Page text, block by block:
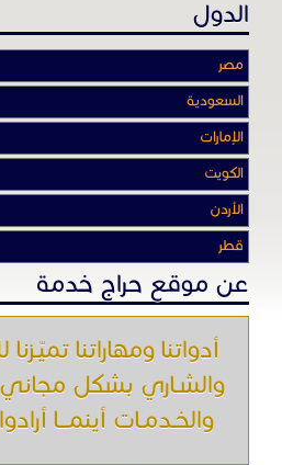
عن موقع حراج خدمة
أدواتنا ومهاراتنا
والشـاري بشكل مجاني
والخـدمـات أينمـــا
تصفح في الموقع
الرئيسية
شروط الاستخدام